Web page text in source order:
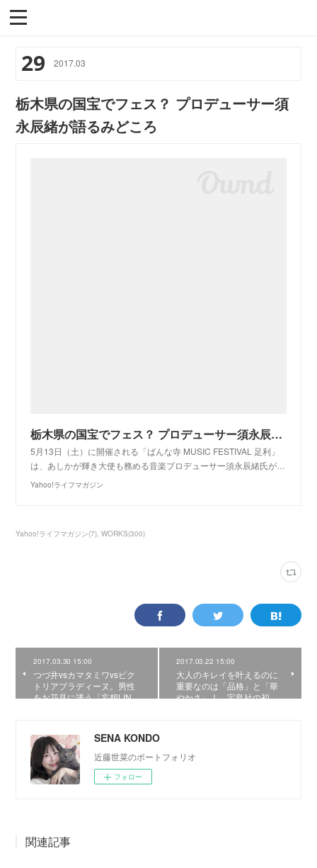
29 2017.03
栃木県の国宝でフェス？ プロデューサー須
永辰緒が語るみどころ
栃木県の国宝でフェス？ プロデューサー須永辰緒が語るみどころ - Yahoo!ライフマガジン
5月13日（土）に開催される「ばんな寺 MUSIC FESTIVAL 足利」
は、あしかが輝き大使も務める音楽プロデューサー須永辰緒氏が…
Yahoo!ライフマガジン
Yahoo!ライフマガジン(7) WORKS(300)
2017.03.30 15:00
つづ井vsカマタミワvsビク
トリアブラディーヌ。男性
をお花見に誘う「妄想LIN…
2017.03.22 15:00
大人のキレイを叶えるのに
重要なのは「品格」と「華
やかさ」！ 宝島社の初…
SENA KONDO
近藤世菜のポートフォリオ
フォロー
関連記事